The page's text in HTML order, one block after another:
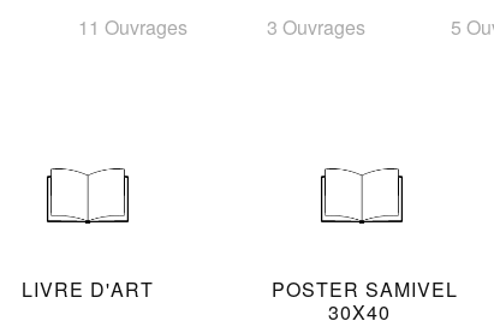
11 Ouvrages
3 Ouvrages
5
LIVRE D'ART
POSTER SAMIVEL
30X40